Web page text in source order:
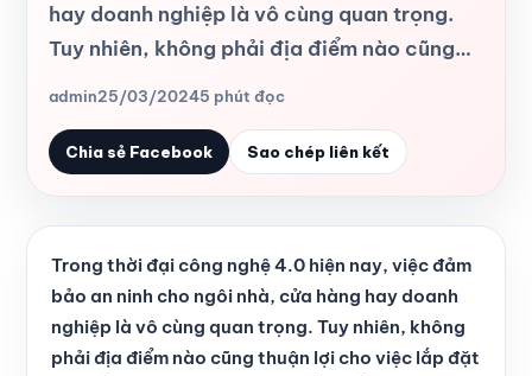
hay doanh nghiệp là vô cùng quan trọng.
Tuy nhiên, không phải địa điểm nào cũng…
admin25/03/20245 phút đọc
Chia sẻ Facebook Sao chép liên kết
Trong thời đại công nghệ 4.0 hiện nay, việc đảm
bảo an ninh cho ngôi nhà, cửa hàng hay doanh
nghiệp là vô cùng quan trọng. Tuy nhiên, không
phải địa điểm nào cũng thuận lợi cho việc lắp đặt